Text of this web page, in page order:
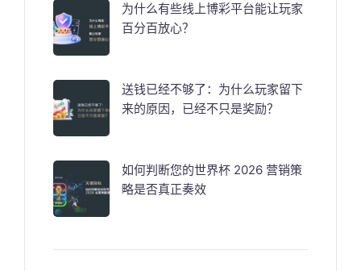
为什么有些线上博彩平台能让玩家
百分百放心？
送钱已经不够了：为什么玩家留下
来的原因，已经不只是奖励？
如何判断您的世界杯 2026 营销策
略是否真正奏效